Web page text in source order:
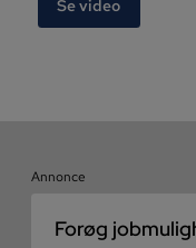
Se video
Annonce
Forøg